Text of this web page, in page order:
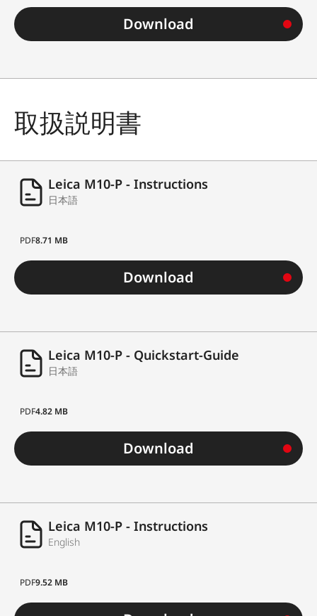
Download
取扱説明書
Leica M10-P - Instructions
日本語
PDF8.71 MB
Download
Leica M10-P - Quickstart-Guide
日本語
PDF4.82 MB
Download
Leica M10-P - Instructions
English
PDF9.52 MB